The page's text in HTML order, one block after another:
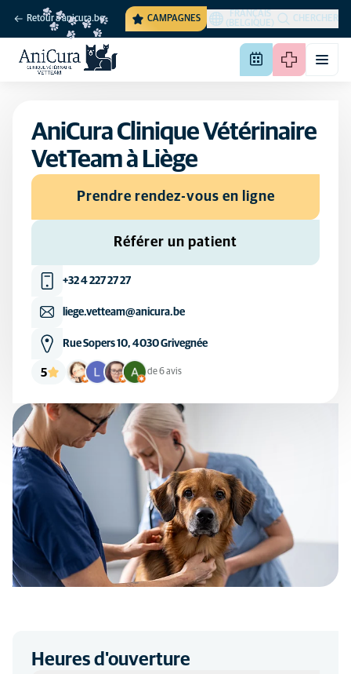
Retour à anicura.be CAMPAGNES
FRANÇAIS
(BELGIQUE)
CHERCHER
AniCura Clinique Vétérinaire
VetTeam à Liège
Prendre rendez-vous en ligne
Référer un patient
+32 4 227 27 27
liege.vetteam@anicura.be
Rue Sopers 10, 4030 Grivegnée
5 de 6 avis
Heures d'ouverture